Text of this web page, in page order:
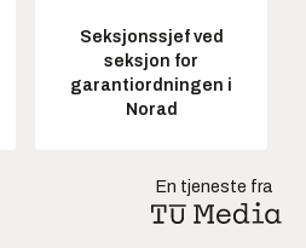
Seksjonssjef ved
seksjon for
garantiordningen i
Norad
En tjeneste fra